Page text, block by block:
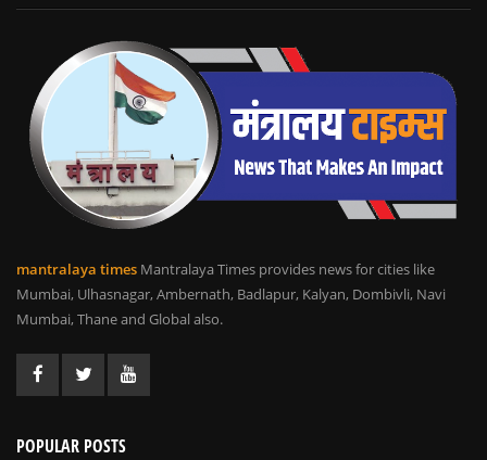
mantralaya times Mantralaya Times provides news for cities like
Mumbai, Ulhasnagar, Ambernath, Badlapur, Kalyan, Dombivli, Navi
Mumbai, Thane and Global also.
POPULAR POSTS